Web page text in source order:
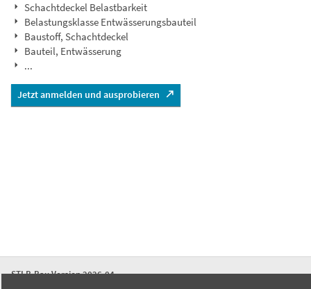
Schachtdeckel Belastbarkeit
Belastungsklasse Entwässerungsbauteil
Baustoff, Schachtdeckel
Bauteil, Entwässerung
...
Jetzt anmelden und ausprobieren
STLB-Bau Version 2026-04